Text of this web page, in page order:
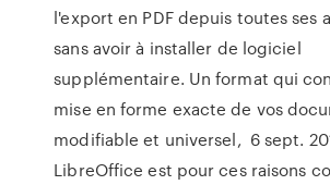
l'export en PDF depuis toutes ses
sans avoir à installer de logiciel
supplémentaire. Un format qui
mise en forme exacte de vos
modifiable et universel, 6 sept.
LibreOffice est pour ces raisons